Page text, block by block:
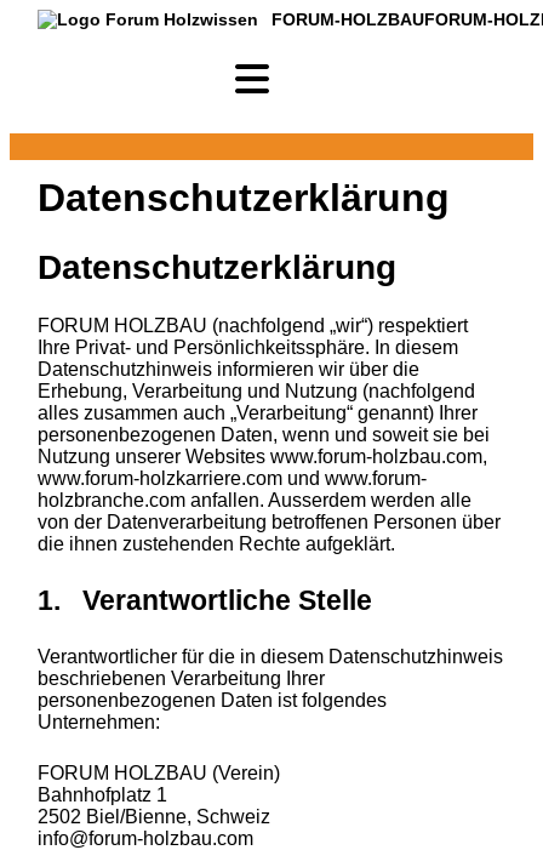
FORUM-HOLZBAUFORUM-
Datenschutzerklärung
Datenschutzerklärung
FORUM HOLZBAU (nachfolgend „wir“) respektiert
Ihre Privat- und Persönlichkeitssphäre. In diesem
Datenschutzhinweis informieren wir über die
Erhebung, Verarbeitung und Nutzung (nachfolgend
alles zusammen auch „Verarbeitung“ genannt) Ihrer
personenbezogenen Daten, wenn und soweit sie bei
Nutzung unserer Websiteswww.forum-holzbau.com,
www.forum-holzkarriere.com undwww.forum-
holzbranche.com anfallen. Ausserdem werden alle
von der Datenverarbeitung betroffenen Personen über
die ihnen zustehenden Rechte aufgeklärt.
1. Verantwortliche Stelle
Verantwortlicher für die in diesem Datenschutzhinweis
beschriebenen Verarbeitung Ihrer
personenbezogenen Daten ist folgendes
Unternehmen:
FORUM HOLZBAU (Verein)
Bahnhofplatz 1
2502 Biel/Bienne, Schweiz
info@forum-holzbau.com